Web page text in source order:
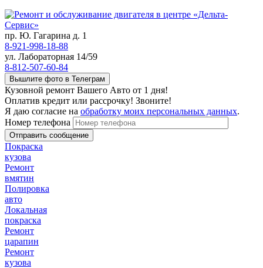
пр. Ю. Гагарина д. 1
8-921-998-18-88
ул. Лабораторная 14/59
8-812-507-60-84
Вышлите фото в Телеграм
Кузовной ремонт Вашего Авто от 1 дня!
Оплатив кредит или рассрочку! Звоните!
Я даю согласие на обработку моих персональных данных.
Номер телефона
Покраска
кузова
Ремонт
вмятин
Полировка
авто
Локальная
покраска
Ремонт
царапин
Ремонт
кузова